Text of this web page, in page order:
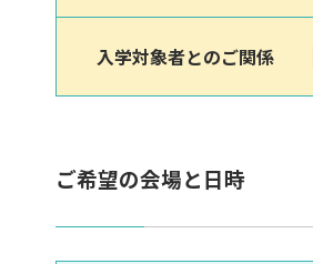
入学対象者とのご関係
ご希望の会場と日時